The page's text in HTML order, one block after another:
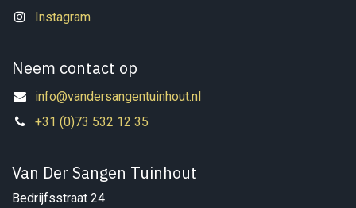
Instagram
Neem contact op
info@vandersangentuinhout.nl
+31 (0)73 532 12 35
Van Der Sangen Tuinhout
Bedrijfsstraat 24